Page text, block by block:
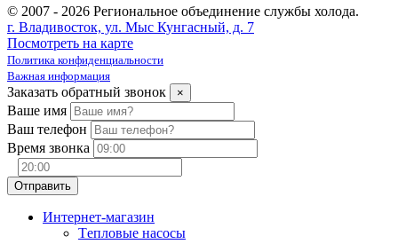
© 2007 - 2026 Региональное объединение службы холода.
г. Владивосток, ул. Мыс Кунгасный, д. 7
Посмотреть на карте
Политика конфиденциальности
Важная информация
Заказать обратный звонок ×
Ваше имя
Ваш телефон
Время звонка
Интернет-магазин
Tепловые насосы